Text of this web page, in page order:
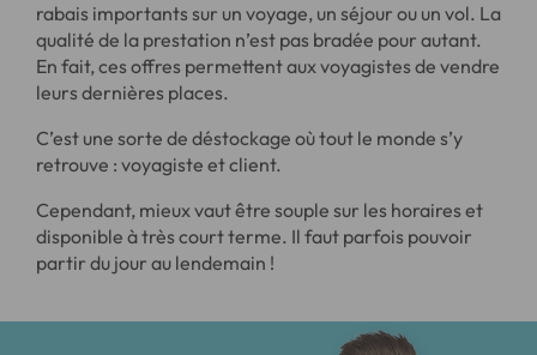
rabais importants sur un voyage, un séjour ou un vol. La
qualité de la prestation n’est pas bradée pour autant.
En fait, ces offres permettent aux voyagistes de vendre
leurs dernières places.
C’est une sorte de déstockage où tout le monde s’y
retrouve : voyagiste et client.
Cependant, mieux vaut être souple sur les horaires et
disponible à très court terme. Il faut parfois pouvoir
partir du jour au lendemain !